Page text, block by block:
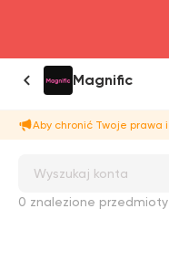
Magnific
Aby chronić Twoje prawa
0 znalezione przedmioty